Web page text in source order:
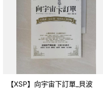
【XSP】向宇宙下訂單_貝波